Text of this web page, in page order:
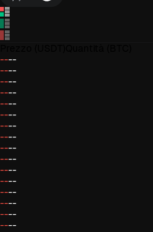
----
----
----
----
----
----
----
----
----
----
----
----
----
----
----
----